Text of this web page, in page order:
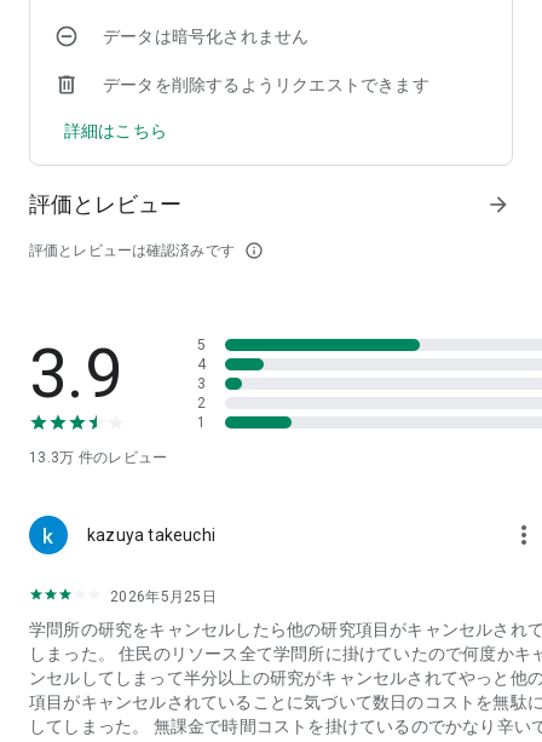
■英雄を率いて戦う
雄を自国の戦力として率いることができます。英雄たちと新た
■大規模ギルド戦「ワールドウォー」
■続々と新時代追加
アップデートによって新時代が次々と追加予定。
あなただけの街づくりを進めましょう。
◇◇推奨機種／OS◇◇
最適化されています。
アプリ本体は無料でダウンロードできますが、ゲーム内で有料
◇◇サポート情報◇◇
▽ 公式サイト
http://www.dominations.jp/
データは暗号化されません
データを削除するようリクエストできます
詳細はこちら
評価とレビュー
評価とレビューは確認済みです info_outline
arrow_forward
3.9
13.3万 件のレビュー
5
4
3
2
1
kazuya takeuchi more_vert
2026年5月25日
学問所の研究をキャンセルしたら他の研究項目がキャンセルされ
しまった。 住民のリソース全て学問所に掛けていたので何度かキ
ンセルしてしまって半分以上の研究がキャンセルされてやっと他
項目がキャンセルされていることに気づいて数日のコストを無駄
してしまった。 無課金で時間コストを掛けているのでかなり辛い